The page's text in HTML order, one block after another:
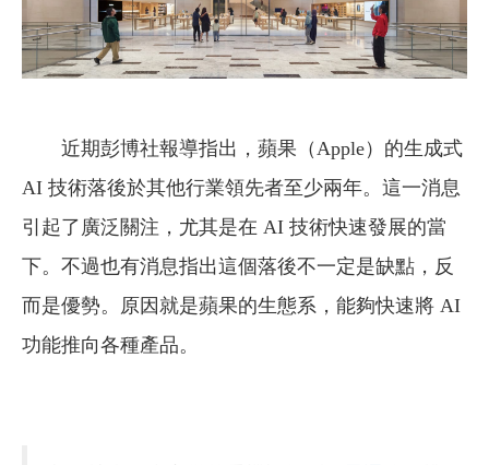
近期彭博社報導指出，蘋果（Apple）的生成式
AI 技術落後於其他行業領先者至少兩年。這一消息
引起了廣泛關注，尤其是在 AI 技術快速發展的當
下。不過也有消息指出這個落後不一定是缺點，反
而是優勢。原因就是蘋果的生態系，能夠快速將 AI
功能推向各種產品。